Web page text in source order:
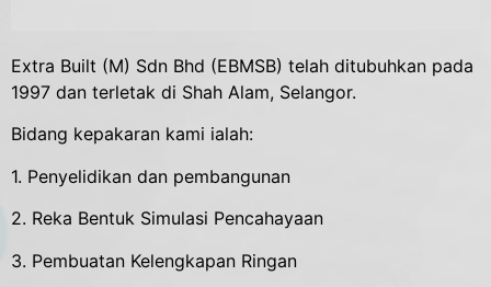
Extra Built (M) Sdn Bhd (EBMSB) telah ditubuhkan pada
1997 dan terletak di Shah Alam, Selangor.
Bidang kepakaran kami ialah:
1. Penyelidikan dan pembangunan
2. Reka Bentuk Simulasi Pencahayaan
3. Pembuatan Kelengkapan Ringan